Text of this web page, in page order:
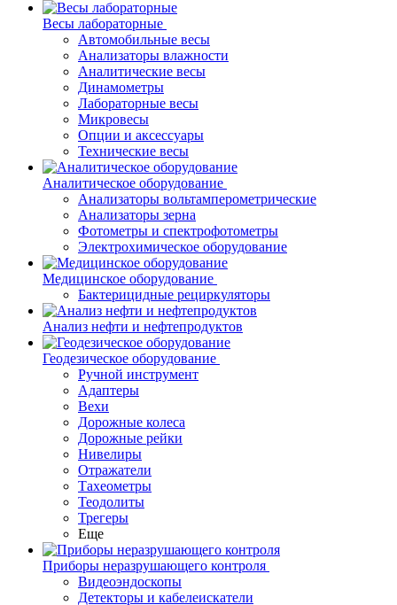
Весы лабораторные
Автомобильные весы
Анализаторы влажности
Аналитические весы
Динамометры
Лабораторные весы
Микровесы
Опции и аксессуары
Технические весы
Аналитическое оборудование
Анализаторы вольтамперометрические
Анализаторы зерна
Фотометры и спектрофотометры
Электрохимическое оборудование
Медицинское оборудование
Бактерицидные рециркуляторы
Анализ нефти и нефтепродуктов
Геодезическое оборудование
Ручной инструмент
Адаптеры
Вехи
Дорожные колеса
Дорожные рейки
Нивелиры
Отражатели
Тахеометры
Теодолиты
Трегеры
Еще
Приборы неразрушающего контроля
Видеоэндоскопы
Детекторы и кабелеискатели